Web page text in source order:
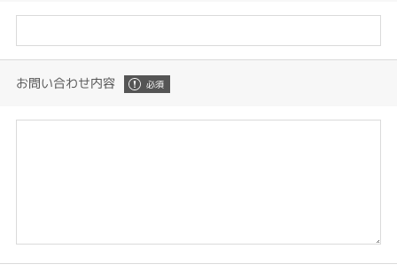
お問い合わせ内容